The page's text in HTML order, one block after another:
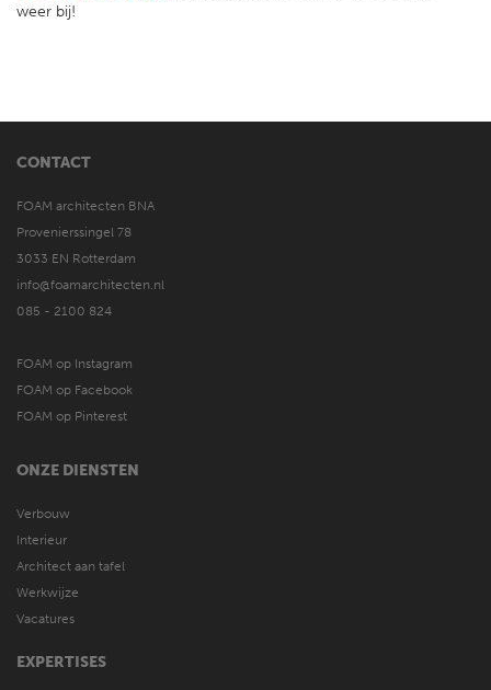
weer bij!
CONTACT
FOAM architecten BNA
Provenierssingel 78
3033 EN Rotterdam
info@foamarchitecten.nl
085 - 2100 824
FOAM op Instagram
FOAM op Facebook
FOAM op Pinterest
ONZE DIENSTEN
Verbouw
Interieur
Architect aan tafel
Werkwijze
Vacatures
EXPERTISES